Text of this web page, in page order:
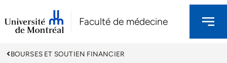
Faculté de médecine
BOURSES ET SOUTIEN FINANCIER